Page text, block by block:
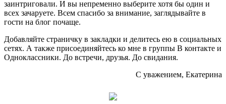
заинтриговали. И вы непременно выберите хотя бы один и
всех зачаруете. Всем спасибо за внимание, заглядывайте в
гости на блог почаще.
Добавляйте страничку в закладки и делитесь ею в социальных
сетях. А также присоединяйтесь ко мне в группы В контакте и
Одноклассники. До встречи, друзья. До свидания.
С уважением, Екатерина